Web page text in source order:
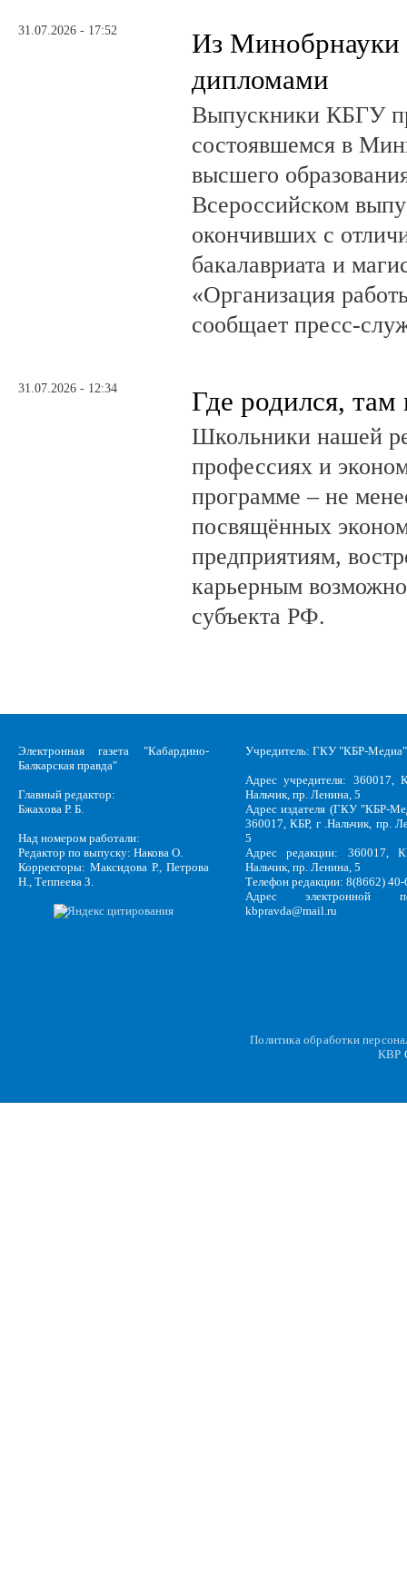
31.07.2026 - 17:52
Из Минобрнауки
дипломами
Выпускники КБГУ
состоявшемся в
высшего
Всероссийском
окончивших с
бакалавриата и
«Организация
сообщает пресс-
31.07.2026 - 12:34 Где родился, там
Школьники нашей
профессиях и
программе – не
посвящённых
предприятиям,
карьерным
субъекта РФ.
Электронная газета "Кабардино-
Балкарская правда"
Главный редактор:
Бжахова Р. Б.
Над номером работали:
Редактор по выпуску: Накова О.
Корректоры: Максидова Р., Петрова
Н., Теппеева З.
Учредитель: ГКУ "КБР-Медиа"
Адрес учредителя: 360017,
Нальчик, пр. Ленина, 5
Адрес издателя (ГКУ "КБР-
360017, КБР, г .Нальчик, пр.
5
Адрес редакции: 360017,
Нальчик, пр. Ленина, 5
Телефон редакции: 8(8662)
Адрес электронной
kbpravda@mail.ru
Политика обработки
KBP